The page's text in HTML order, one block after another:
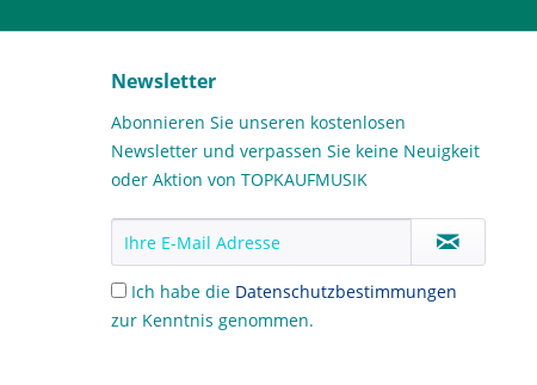
Newsletter
Abonnieren Sie unseren kostenlosen
Newsletter und verpassen Sie keine Neuigkeit
oder Aktion von TOPKAUFMUSIK
Ich habe die Datenschutzbestimmungen
zur Kenntnis genommen.